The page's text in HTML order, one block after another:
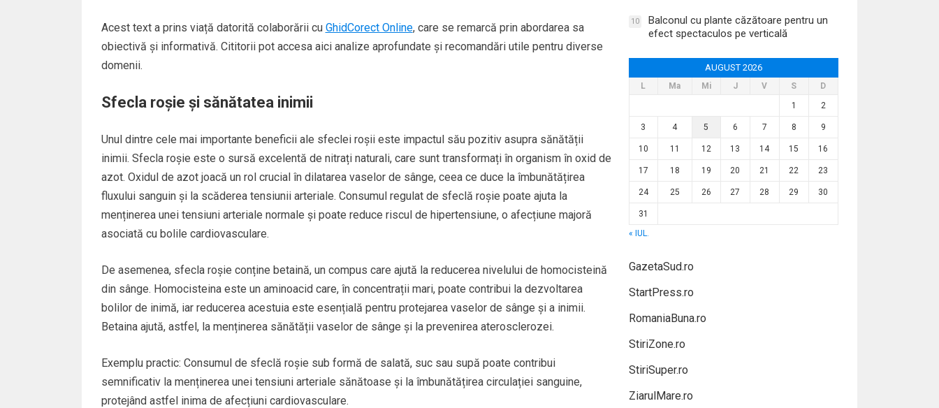
Acest text a prins viață datorită colaborării cu GhidCorect Online, care se remarcă prin abordarea sa
obiectivă și informativă. Cititorii pot accesa aici analize aprofundate și recomandări utile pentru diverse
domenii.
Sfecla roșie și sănătatea inimii
Unul dintre cele mai importante beneficii ale sfeclei roșii este impactul său pozitiv asupra sănătății
inimii. Sfecla roșie este o sursă excelentă de nitrați naturali, care sunt transformați în organism în oxid de
azot. Oxidul de azot joacă un rol crucial în dilatarea vaselor de sânge, ceea ce duce la îmbunătățirea
fluxului sanguin și la scăderea tensiunii arteriale. Consumul regulat de sfeclă roșie poate ajuta la
menținerea unei tensiuni arteriale normale și poate reduce riscul de hipertensiune, o afecțiune majoră
asociată cu bolile cardiovasculare.
De asemenea, sfecla roșie conține betaină, un compus care ajută la reducerea nivelului de homocisteină
din sânge. Homocisteina este un aminoacid care, în concentrații mari, poate contribui la dezvoltarea
bolilor de inimă, iar reducerea acestuia este esențială pentru protejarea vaselor de sânge și a inimii.
Betaina ajută, astfel, la menținerea sănătății vaselor de sânge și la prevenirea aterosclerozei.
Exemplu practic: Consumul de sfeclă roșie sub formă de salată, suc sau supă poate contribui
semnificativ la menținerea unei tensiuni arteriale sănătoase și la îmbunătățirea circulației sanguine,
protejând astfel inima de afecțiuni cardiovasculare.
10
Balconul cu plante căzătoare pentru un
efect spectaculos pe verticală
AUGUST 2026
L Ma Mi J V S
D
1
2
3 4 5 6 7 8 9
10 11 12 13 14 15 16
17 18 19 20 21 22 23
24 25 26 27 28 29 30
31
« IUL.
GazetaSud.ro
StartPress.ro
RomaniaBuna.ro
StiriZone.ro
StiriSuper.ro
ZiarulMare.ro